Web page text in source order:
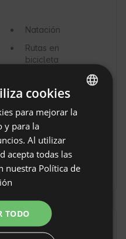
Natación
Rutas en
bicicleta
Pesca
Surf de vela
ENGLISH
POLISH
GERMAN
cookies
para mejorar la
y para la
Al utilizar
acepta todas las
nuestra Política de
TODO